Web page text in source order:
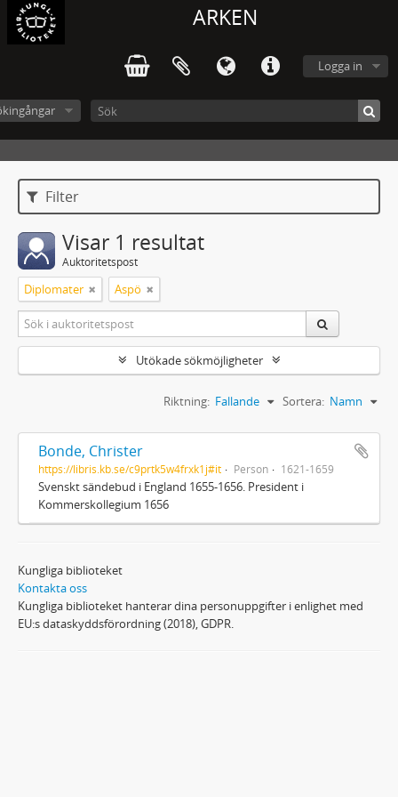
ARKEN
Logga in
Filter
Visar 1 resultat
Auktoritetspost
Diplomater Aspö
Utökade sökmöjligheter
Sortera: Namn
Riktning: Fallande
Bonde, Christer
https://libris.kb.se/c9prtk5w4frxk1j#it Person 1621-1659
Svenskt sändebud i England 1655-1656. President i
Kommerskollegium 1656
Kungliga biblioteket
Kontakta oss
Kungliga biblioteket hanterar dina personuppgifter i enlighet med
EU:s dataskyddsförordning (2018), GDPR.